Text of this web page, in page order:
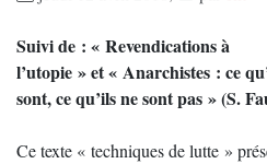
Suivi de : « Revendications à
l’utopie » et « Anarchistes : ce
sont, ce qu’ils ne sont pas » (S.
Ce texte « techniques de lutte »